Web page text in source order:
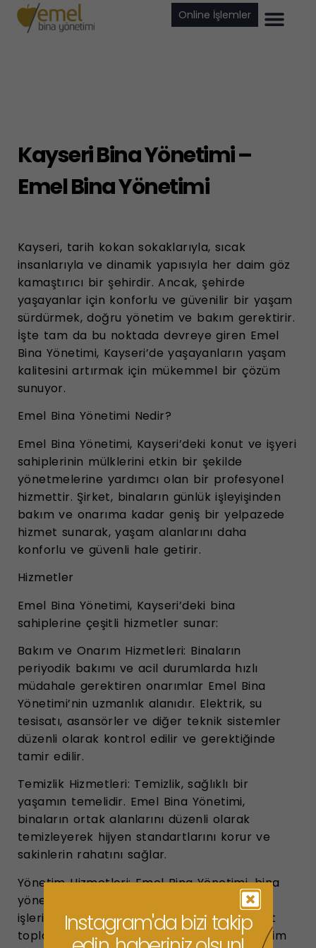
Online İşlemler
Kayseri Bina Yönetimi –
Emel Bina Yönetimi
Kayseri, tarih kokan sokaklarıyla, sıcak
insanlarıyla ve dinamik yapısıyla her daim göz
kamaştırıcı bir şehirdir. Ancak, şehirde
yaşayanlar için konforlu ve güvenilir bir yaşam
sürdürmek, doğru yönetim ve bakım gerektirir.
İşte tam da bu noktada devreye giren Emel
Bina Yönetimi, Kayseri’de yaşayanların yaşam
kalitesini artırmak için mükemmel bir çözüm
sunuyor.
Emel Bina Yönetimi Nedir?
Emel Bina Yönetimi, Kayseri’deki konut ve işyeri
sahiplerinin mülklerini etkin bir şekilde
yönetmelerine yardımcı olan bir profesyonel
hizmettir. Şirket, binaların günlük işleyişinden
bakım ve onarıma kadar geniş bir yelpazede
hizmet sunarak, yaşam alanlarını daha
konforlu ve güvenli hale getirir.
Hizmetler
Emel Bina Yönetimi, Kayseri’deki bina
sahiplerine çeşitli hizmetler sunar:
Bakım ve Onarım Hizmetleri: Binaların
periyodik bakımı ve acil durumlarda hızlı
müdahale gerektiren onarımlar Emel Bina
Yönetimi’nin uzmanlık alanıdır. Elektrik, su
tesisatı, asansörler ve diğer teknik sistemler
düzenli olarak kontrol edilir ve gerektiğinde
tamir edilir.
Temizlik Hizmetleri: Temizlik, sağlıklı bir
yaşamın temelidir. Emel Bina Yönetimi,
binaların ortak alanlarını düzenli olarak
temizleyerek hijyen standartlarını korur ve
sakinlerin rahatını sağlar.
Yönetim Hizmetleri: Emel Bina Yönetimi, bina
yönetimi ile ilgili tüm formaliteleri ve evrak
işlerini profesyonel bir şekilde yönetir. Aidat
toplama, giderlerin hesaplanması ve yönetim
Instagram'da bizi takip